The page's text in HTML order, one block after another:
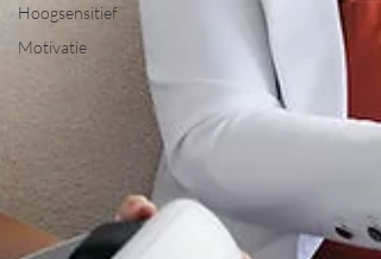
Hoogsensitief
Motivatie